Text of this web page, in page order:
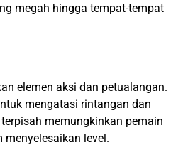
megah hingga tempat-tempat
elemen aksi dan petualangan.
mengatasi rintangan dan
memungkinkan pemain
level.